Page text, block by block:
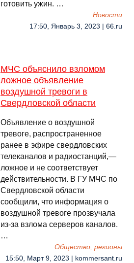
готовить ужин. …
Новости
17:50, Январь 3, 2023 | 66.ru
МЧС объяснило взломом
ложное объявление
воздушной тревоги в
Свердловской области
Объявление о воздушной
тревоге, распространенное
ранее в эфире свердловских
телеканалов и радиостанций,—
ложное и не соответствует
действительности. В ГУ МЧС по
Свердловской области
сообщили, что информация о
воздушной тревоге прозвучала
из-за взлома серверов каналов.
…
Общество, регионы
15:50, Март 9, 2023 | kommersant.ru